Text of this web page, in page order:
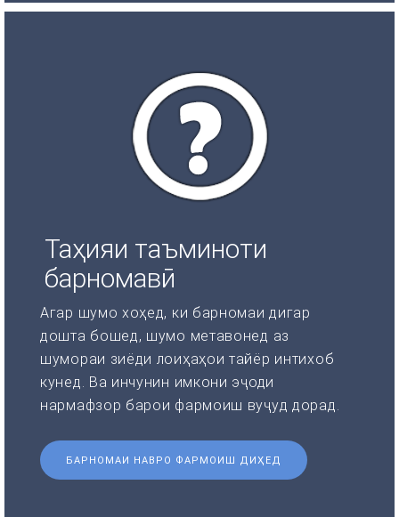
Таҳияи таъминоти
барномавӣ
Агар шумо хоҳед, ки барномаи дигар
дошта бошед, шумо метавонед аз
шумораи зиёди лоиҳаҳои тайёр интихоб
кунед. Ва инчунин имкони эҷоди
нармафзор барои фармоиш вуҷуд дорад.
БАРНОМАИ НАВРО ФАРМОИШ ДИҲЕД